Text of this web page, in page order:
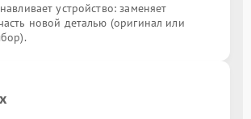
устройство: заменяет
новой деталью (оригинал или